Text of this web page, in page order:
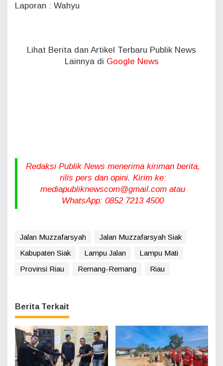
Laporan : Wahyu
Lihat Berita dan Artikel Terbaru Publik News
Lainnya di Google News
Redaksi Publik News menerima kiriman berita,
rilis pers dan opini. Kirim ke:
mediapubliknewscom@gmail.com atau
WhatsApp: 0852 7213 4500
Jalan Muzzafarsyah
Jalan Muzzafarsyah Siak
Kabupaten Siak
Lampu Jalan
Lampu Mati
Provinsi Riau
Remang-Remang Riau
Berita Terkait